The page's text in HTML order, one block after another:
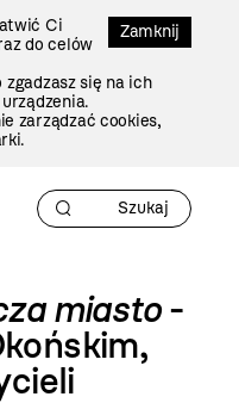
Zamknij
Ci
do celów
się na ich
zarządzać cookies,
miasto-